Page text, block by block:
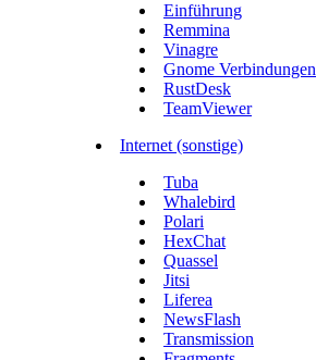
Einführung
Remmina
Vinagre
Gnome Verbindungen
RustDesk
TeamViewer
Internet (sonstige)
Tuba
Whalebird
Polari
HexChat
Quassel
Jitsi
Liferea
NewsFlash
Transmission